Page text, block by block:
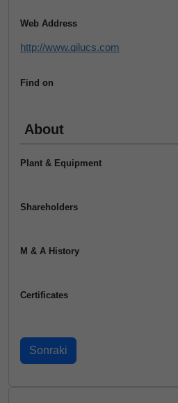
Web Address
http://www.qilucs.com
Find on
About
Plant & Equipment
Shareholders
M & A History
Certificates